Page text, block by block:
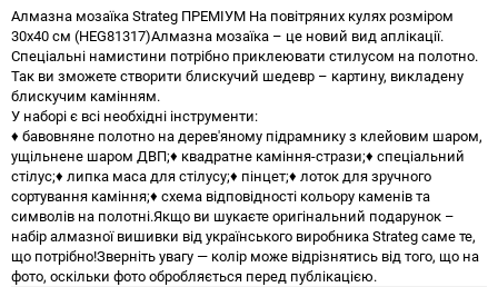
Алмазна мозаїка Strateg ПРЕМІУМ На повітряних кулях розміром
30х40 см (HEG81317)Алмазна мозаїка – це новий вид аплікації.
Спеціальні намистини потрібно приклеювати стилусом на полотно.
Так ви зможете створити блискучий шедевр – картину, викладену
блискучим камінням.
У наборі є всі необхідні інструменти:
♦ бавовняне полотно на дерев'яному підрамнику з клейовим шаром,
ущільнене шаром ДВП;♦ квадратне каміння-стрази;♦ спеціальний
стілус;♦ липка маса для стілусу;♦ пінцет;♦ лоток для зручного
сортування каміння;♦ схема відповідності кольору каменів та
символів на полотні.Якщо ви шукаєте оригінальний подарунок –
набір алмазної вишивки від українського виробника Strateg саме те,
що потрібно!Зверніть увагу — колір може відрізнятись від того, що на
фото, оскільки фото обробляється перед публікацією.